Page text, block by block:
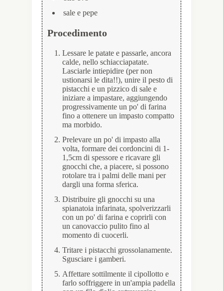
sale e pepe
Procedimento
Lessare le patate e passarle, ancora
calde, nello schiacciapatate.
Lasciarle intiepidire (per non
ustionarsi le dita!!), unire il pesto di
pistacchi e un pizzico di sale e
iniziare a impastare, aggiungendo
progressivamente un po' di farina
fino a ottenere un impasto compatto
ma morbido.
Prelevare un po' di impasto alla
volta, formare dei cordoncini di 1-
1,5cm di spessore e ricavare gli
gnocchi che, a piacere, si possono
rotolare tra i palmi delle mani per
dargli una forma sferica.
Distribuire gli gnocchi su una
spianatoia infarinata, spolverizzarli
con un po' di farina e coprirli con
un canovaccio pulito fino al
momento di cuocerli.
Tritare i pistacchi grossolanamente.
Sgusciare i gamberi.
Affettare sottilmente il cipollotto e
farlo soffriggere in un'ampia padella